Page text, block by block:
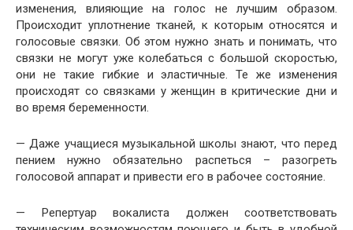
изменения, влияющие на голос не лучшим образом.
Происходит уплотнение тканей, к которым относятся и
голосовые связки. Об этом нужно знать и понимать, что
связки не могут уже колебаться с большой скоростью,
они не такие гибкие и эластичные. Те же изменения
происходят со связками у женщин в критические дни и
во время беременности.
— Даже учащиеся музыкальной школы знают, что перед
пением нужно обязательно распеться – разогреть
голосовой аппарат и привести его в рабочее состояние.
— Репертуар вокалиста должен соответствовать